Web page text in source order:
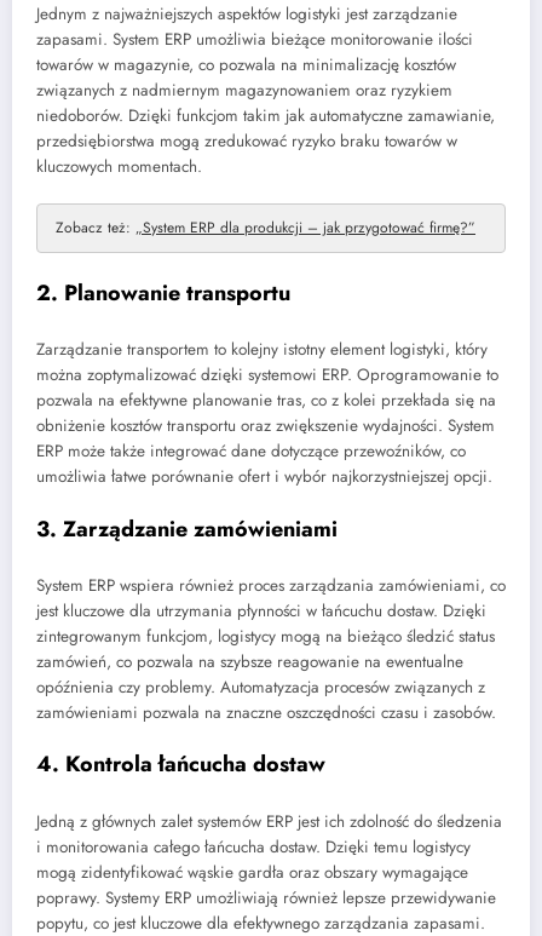
Jednym z najważniejszych aspektów logistyki jest zarządzanie
zapasami. System ERP umożliwia bieżące monitorowanie ilości
towarów w magazynie, co pozwala na minimalizację kosztów
związanych z nadmiernym magazynowaniem oraz ryzykiem
niedoborów. Dzięki funkcjom takim jak automatyczne zamawianie,
przedsiębiorstwa mogą zredukować ryzyko braku towarów w
kluczowych momentach.
Zobacz też: „System ERP dla produkcji – jak przygotować firmę?”
2. Planowanie transportu
Zarządzanie transportem to kolejny istotny element logistyki, który
można zoptymalizować dzięki systemowi ERP. Oprogramowanie to
pozwala na efektywne planowanie tras, co z kolei przekłada się na
obniżenie kosztów transportu oraz zwiększenie wydajności. System
ERP może także integrować dane dotyczące przewoźników, co
umożliwia łatwe porównanie ofert i wybór najkorzystniejszej opcji.
3. Zarządzanie zamówieniami
System ERP wspiera również proces zarządzania zamówieniami, co
jest kluczowe dla utrzymania płynności w łańcuchu dostaw. Dzięki
zintegrowanym funkcjom, logistycy mogą na bieżąco śledzić status
zamówień, co pozwala na szybsze reagowanie na ewentualne
opóźnienia czy problemy. Automatyzacja procesów związanych z
zamówieniami pozwala na znaczne oszczędności czasu i zasobów.
4. Kontrola łańcucha dostaw
Jedną z głównych zalet systemów ERP jest ich zdolność do śledzenia
i monitorowania całego łańcucha dostaw. Dzięki temu logistycy
mogą zidentyfikować wąskie gardła oraz obszary wymagające
poprawy. Systemy ERP umożliwiają również lepsze przewidywanie
popytu, co jest kluczowe dla efektywnego zarządzania zapasami.